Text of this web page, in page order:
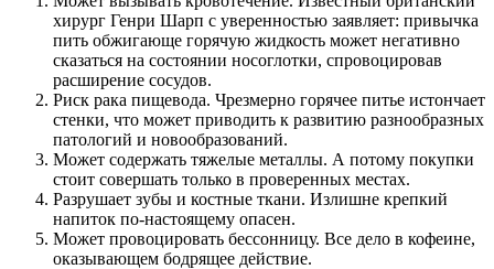
хирург Генри Шарп с уверенностью заявляет: привычка
пить обжигающе горячую жидкость может негативно
сказаться на состоянии носоглотки, спровоцировав
расширение сосудов.
Риск рака пищевода. Чрезмерно горячее питье истончает
стенки, что может приводить к развитию разнообразных
патологий и новообразований.
Может содержать тяжелые металлы. А потому покупки
стоит совершать только в проверенных местах.
Разрушает зубы и костные ткани. Излишне крепкий
напиток по-настоящему опасен.
Может провоцировать бессонницу. Все дело в кофеине,
оказывающем бодрящее действие.